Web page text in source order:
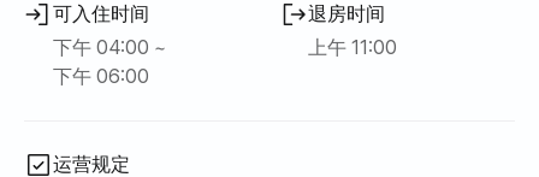
个人卫生：吹风机、基本洗漱用品 【其他】 - 大楼地下一层
设有自助洗衣房。 - 请将可回收物和一般垃圾丢弃在指定
区域。 - 严禁吸烟和携带宠物。- 为不打扰邻居，请勿在深
可入住时间
下午 04:00 ~
下午 06:00
退房时间
上午 11:00
运营规定